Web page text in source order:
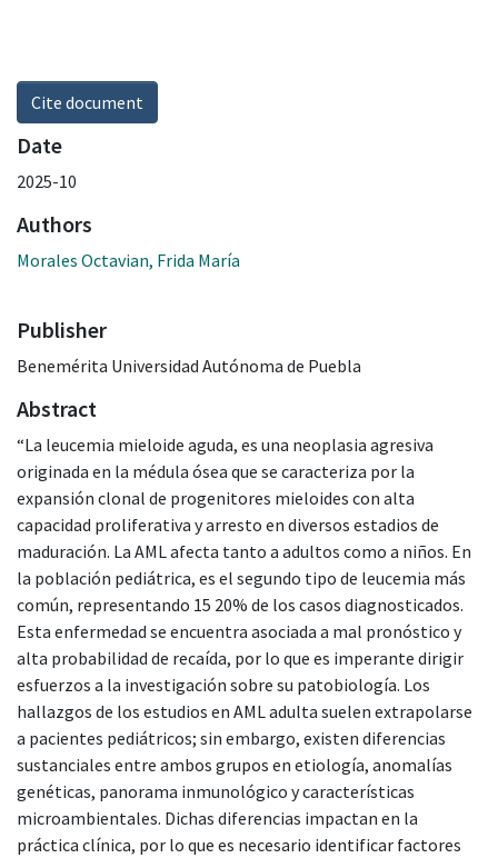
Cite document
Date
2025-10
Authors
Morales Octavian, Frida María
Publisher
Benemérita Universidad Autónoma de Puebla
Abstract
“La leucemia mieloide aguda, es una neoplasia agresiva
originada en la médula ósea que se caracteriza por la
expansión clonal de progenitores mieloides con alta
capacidad proliferativa y arresto en diversos estadios de
maduración. La AML afecta tanto a adultos como a niños. En
la población pediátrica, es el segundo tipo de leucemia más
común, representando 15 20% de los casos diagnosticados.
Esta enfermedad se encuentra asociada a mal pronóstico y
alta probabilidad de recaída, por lo que es imperante dirigir
esfuerzos a la investigación sobre su patobiología. Los
hallazgos de los estudios en AML adulta suelen extrapolarse
a pacientes pediátricos; sin embargo, existen diferencias
sustanciales entre ambos grupos en etiología, anomalías
genéticas, panorama inmunológico y características
microambientales. Dichas diferencias impactan en la
práctica clínica, por lo que es necesario identificar factores